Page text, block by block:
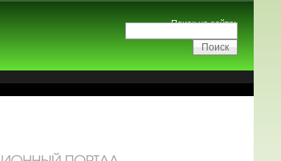
Поиск на сайте: